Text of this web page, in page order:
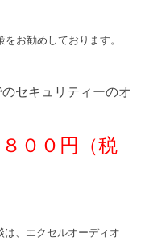
お勧めしております。
セキュリティーのオ
８００円（税
、 エクセルオーディオ